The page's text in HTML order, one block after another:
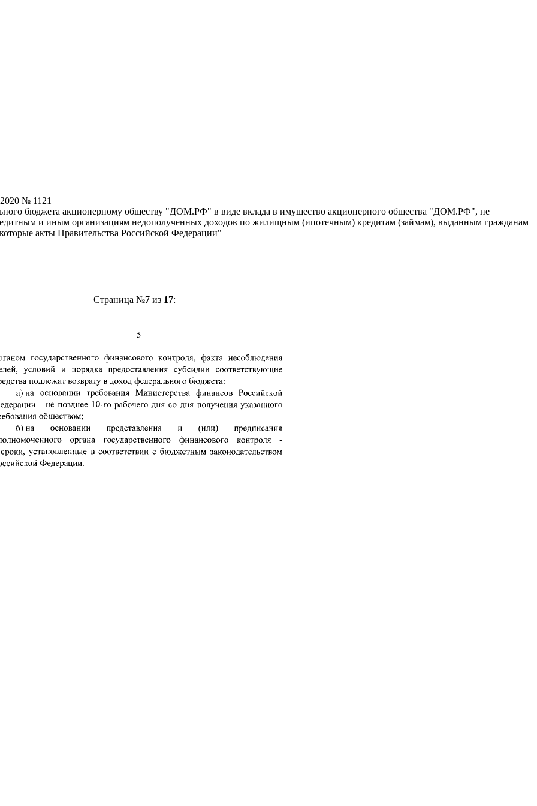
№ 1121
бюджета акционерному обществу "ДОМ.РФ" в виде вклада в имущество акционерного общества "ДОМ.РФ", не
и иным организациям недополученных доходов по жилищным (ипотечным) кредитам (займам), выданным гражданам
акты Правительства Российской Федерации"
Страница №7из 17: